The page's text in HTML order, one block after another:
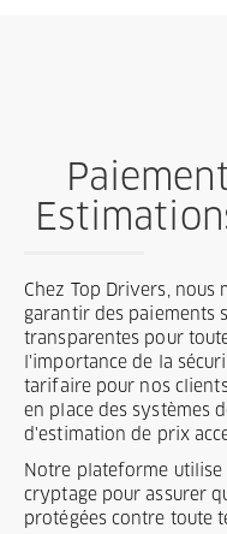
Chez Top Drivers,
garantir des paiements
transparentes pour
l'importance de la
tarifaire pour nos
en place des systèmes
d'estimation de prix
Notre plateforme
cryptage pour assurer
protégées contre toute